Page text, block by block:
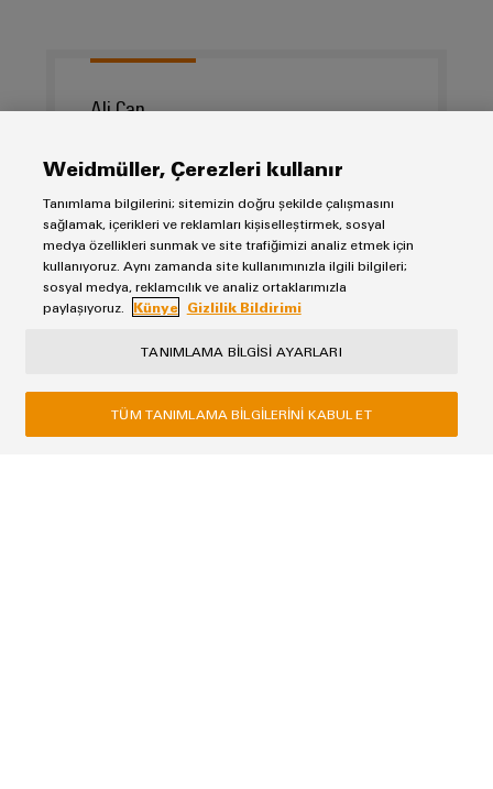
Ali Can
ali.can@weidmueller.com
0 216 537 10 71
Weidmüller, Çerezleri kullanır
Tanımlama bilgilerini; sitemizin doğru şekilde çalışmasını
sağlamak, içerikleri ve reklamları kişiselleştirmek, sosyal
medya özellikleri sunmak ve site trafiğimizi analiz etmek için
kullanıyoruz. Aynı zamanda site kullanımınızla ilgili bilgileri;
sosyal medya, reklamcılık ve analiz ortaklarımızla
paylaşıyoruz.
Künye Gizlilik Bildirimi
TANIMLAMA BILGISI AYARLARI
TÜM TANIMLAMA BILGILERINI KABUL ET